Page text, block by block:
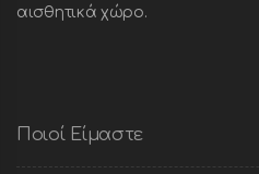
αισθητικά χώρο.
Ποιοί Είμαστε